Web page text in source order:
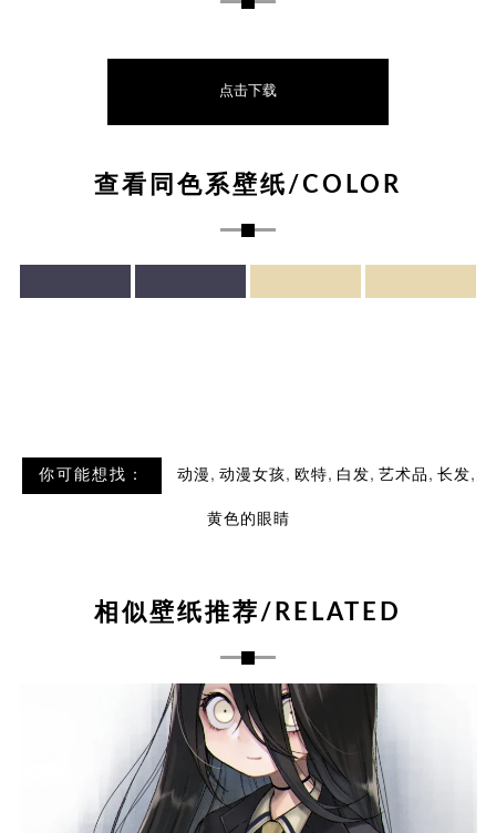
点击下载
查看同色系壁纸/COLOR
你可能想找： 动漫 , 动漫女孩, 欧特, 白发, 艺术品 , 长发,
黄色的眼睛
相似壁纸推荐/RELATED